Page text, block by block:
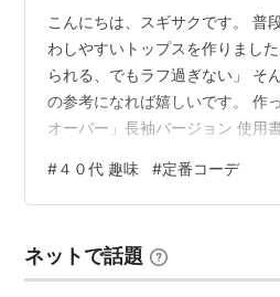
こんにちは、スギサクです。 普
わしやすいトップスを作りまし
られる、でもラフ過ぎない」 そ
の参考になれば嬉しいです。 作
オーバー」長袖バージョン 使用
バー・長袖 難易度：肩の開き「
徴：「開き」が背中ではなく、
います。 シンプルでごく普通だ
れさが漂う、眺めているだけで
#４０代 趣味 #定番コーデ
ネットで話題